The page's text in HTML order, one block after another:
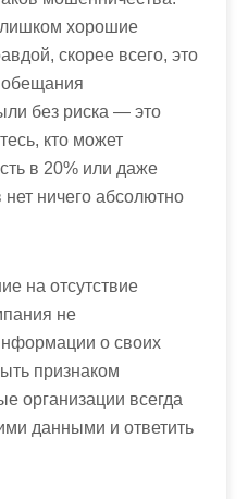
хорошие
скорее всего, это
без риска — это
кто может
в 20% или даже
ничего абсолютно
на отсутствие
не
о своих
признаком
организации всегда
данными и ответить